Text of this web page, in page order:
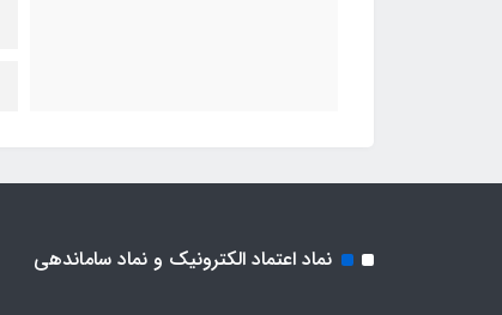
نماد اعتماد الکترونیک و نماد ساماندهی